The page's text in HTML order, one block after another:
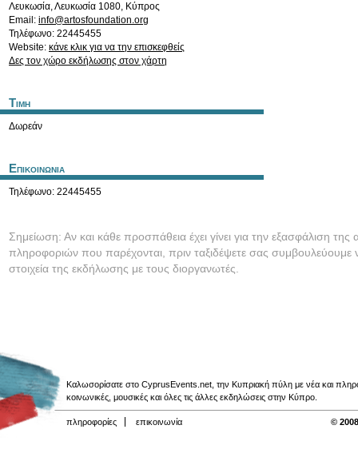
Λευκωσία,Λευκωσία 1080, Κύπρος
Email: info@artosfoundation.org
Τηλέφωνο: 22445455
Website: κάνε κλικ για να την επισκεφθείς
Δες τον χώρο εκδήλωσης στον χάρτη
Τιμη
Δωρεάν
Επικοινωνια
Τηλέφωνο: 22445455
Σημείωση: Αν και κάθε προσπάθεια έχει γίνει για την εξασφάλιση της
πληροφοριών που παρέχονται, πριν ταξιδέψετε σας συμβουλεύουμε
στοιχεία της εκδήλωσης με τους διοργανωτές.
Καλωσορίσατε στο CyprusEvents.net, την Κυπριακή πύλη με νέα και
κοινωνικές, μουσικές και όλες τις άλλες εκδηλώσεις στην Κύπρο.
πληροφορίες επικοινωνία ©